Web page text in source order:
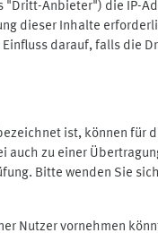
Anbieter") die IP-
dieser Inhalte
darauf, falls die
ist, können für
zu einer
Bitte wenden Sie
Nutzer vornehmen